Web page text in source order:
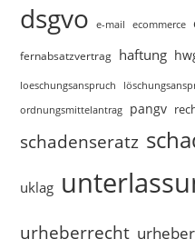
dsgvo e-mail ecommerce
fernabsatzvertrag haftung
loeschungsanspruch
ordnungsmittelantrag pangv
schadenseratz
uklag
urheberrecht